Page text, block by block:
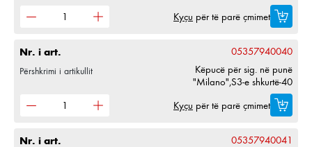
Kyçu për të parë çmimet
Nr. i art. 05357940040
Përshkrimi i artikullit
Këpucë për sig. në punë
"Milano",S3-e shkurtë-40
Kyçu për të parë çmimet
Nr. i art. 05357940041